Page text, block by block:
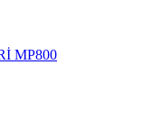
MP800